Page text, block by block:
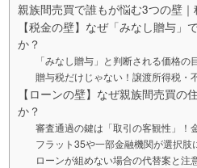
親族間売買で誰もが悩む3つの壁
【税金の壁】なぜ「みなし贈与」
か？
「みなし贈与」と判断される価格の
贈与税だけじゃない！譲渡所得税・
【ローンの壁】なぜ親族間売買の
か？
審査通過の鍵は「取引の客観性」！
フラット35や一部金融機関が選択肢
ローンが組めない場合の代替案と注